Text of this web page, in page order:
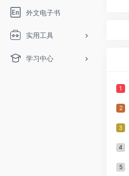
外文电子书
实用工具
学习中心
1
2
3
4
5